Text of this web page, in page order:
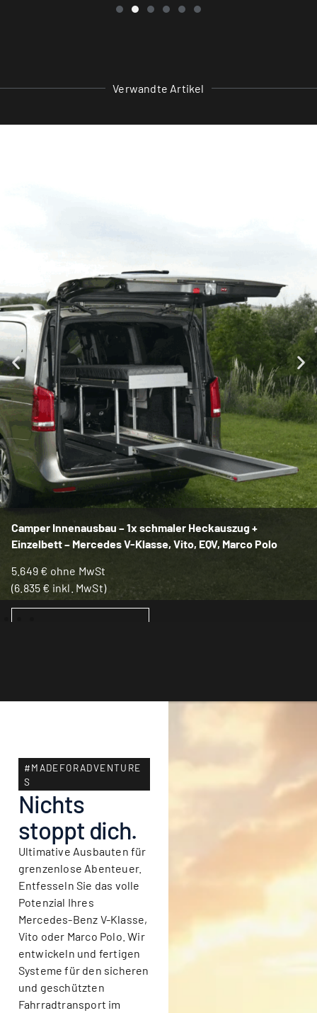
Verwandte Artikel
Camper Innenausbau – 1x schmaler Heckauszug +
Einzelbett – Mercedes V-Klasse, Vito, EQV, Marco Polo
5.649 € ohne MwSt
(6.835 € inkl. MwSt)
#MADEFORADVENTURE
S
Nichts
stoppt dich.
Ultimative Ausbauten für
grenzenlose Abenteuer.
Entfesseln Sie das volle
Potenzial Ihres
Mercedes-Benz V-Klasse,
Vito oder Marco Polo. Wir
entwickeln und fertigen
Systeme für den sicheren
und geschützten
Fahrradtransport im